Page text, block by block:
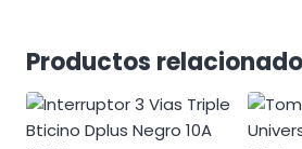
Productos